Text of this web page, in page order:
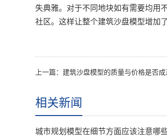
失典雅。对于不同地块如有需要均用
社区。这样让整个建筑沙盘模型增加
上一篇： 建筑沙盘模型的质量与价格是否成
相关新闻
城市规划模型在细节方面应该注意哪些方面